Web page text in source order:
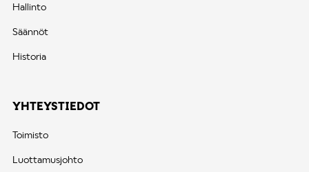
Hallinto
Säännöt
Historia
YHTEYSTIEDOT
Toimisto
Luottamusjohto